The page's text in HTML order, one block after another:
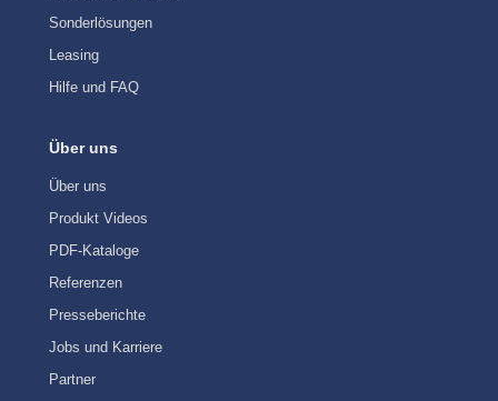
Sonderlösungen
Leasing
Hilfe und FAQ
Über uns
Über uns
Produkt Videos
PDF-Kataloge
Referenzen
Presseberichte
Jobs und Karriere
Partner